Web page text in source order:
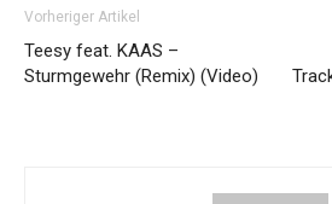
Vorheriger Artikel
Teesy feat. KAAS –
Sturmgewehr (Remix) (Video)